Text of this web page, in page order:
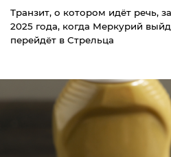
Транзит, о котором идёт речь,
2025 года, когда Меркурий
перейдёт в Стрельца